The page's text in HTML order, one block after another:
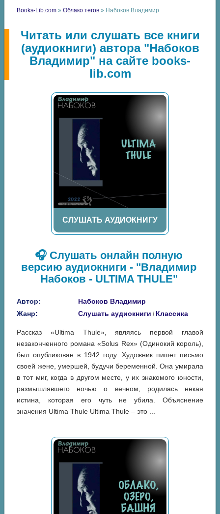
Books-Lib.com »Облако тегов » Набоков Владимир
Читать или слушать все книги
(аудиокниги) автора "Набоков
Владимир" на сайте books-
lib.com
СЛУШАТЬ АУДИОКНИГУ
🎧 Слушать онлайн полную
версию аудиокниги - "Владимир
Набоков - ULTIMA THULE"
Автор:
Набоков Владимир
Жанр:
Слушать аудиокниги / Классика
Рассказ «Ultima Thule», являясь первой главой
незаконченного романа «Solus Rex» (Одинокий король),
был опубликован в 1942 году. Художник пишет письмо
своей жене, умершей, будучи беременной. Она умирала
в тот миг, когда в другом месте, у их знакомого юности,
размышлявшего ночью о вечном, родилась некая
истина, которая его чуть не убила. Объяснение
значения Ultima Thule Ultima Thule – это ...